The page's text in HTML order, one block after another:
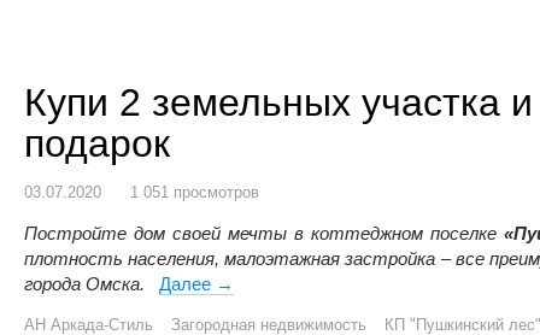
Купи 2 земельных участка
подарок
03.07.2020 1 051 просмотров
Постройте дом своей мечты в коттеджном поселке
плотность населения, малоэтажная застройка – все
города Омска.
Далее Купи 2 земельных участка и получи 1
→
АН Аркада-Стиль Загородная недвижимость КП "Пушкинский лес"